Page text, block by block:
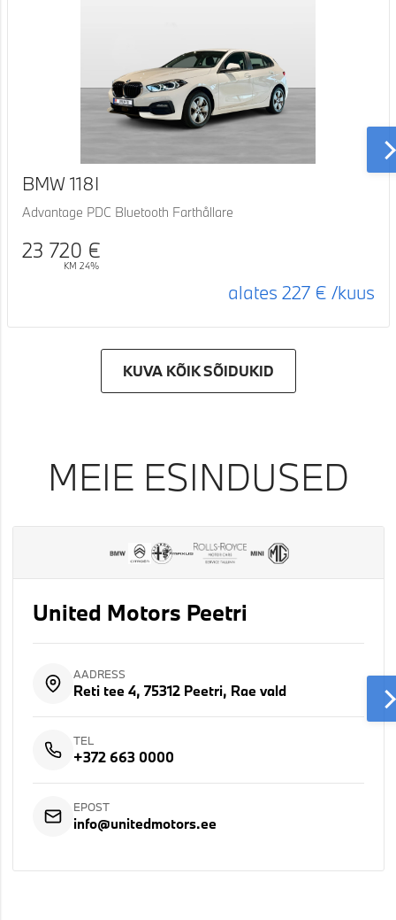
BMW 118I
Advantage PDC Bluetooth Farthållare
23 720 €
KM 24%
alates 227 € /kuus
KUVA KÕIK SÕIDUKID
MEIE ESINDUSED
United Motors Peetri
AADRESS
Reti tee 4, 75312 Peetri, Rae vald
TEL
+372 663 0000
EPOST
info@unitedmotors.ee